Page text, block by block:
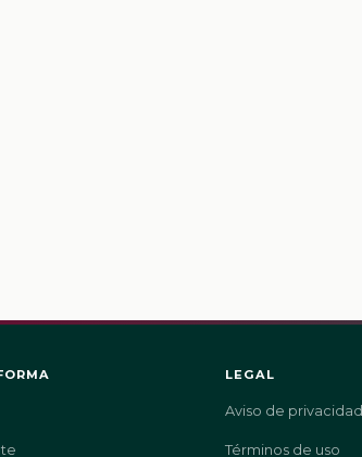
LEGAL
Aviso de privacidad
Términos de uso